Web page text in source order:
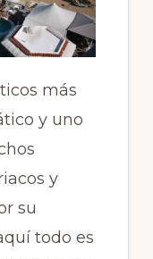
más
y uno
y
su
todo es